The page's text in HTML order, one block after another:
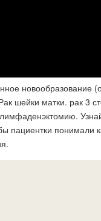
новообразование
шейки матки. рак 3
пациентки понимали